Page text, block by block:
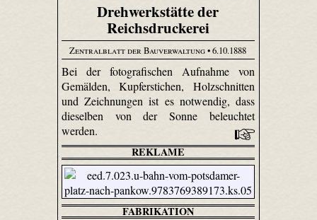
Drehwerkstätte der
Reichsdruckerei
Zentralblatt der Bauverwaltung• 6.10.1888
Bei der fotografischen Aufnahme von
Gemälden, Kupferstichen, Holzschnitten
und Zeichnungen ist es notwendig, dass
dieselben von der Sonne beleuchtet
werden.
REKLAME
FABRIKATION